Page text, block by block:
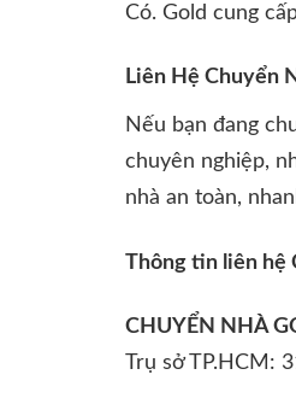
Có. Gold cung
Liên Hệ Chuyển
Nếu bạn đang
chuyên nghiệp,
nhà an toàn,
Thông tin liên hệ
CHUYỂN NHÀ
Trụ sở TP.HCM: